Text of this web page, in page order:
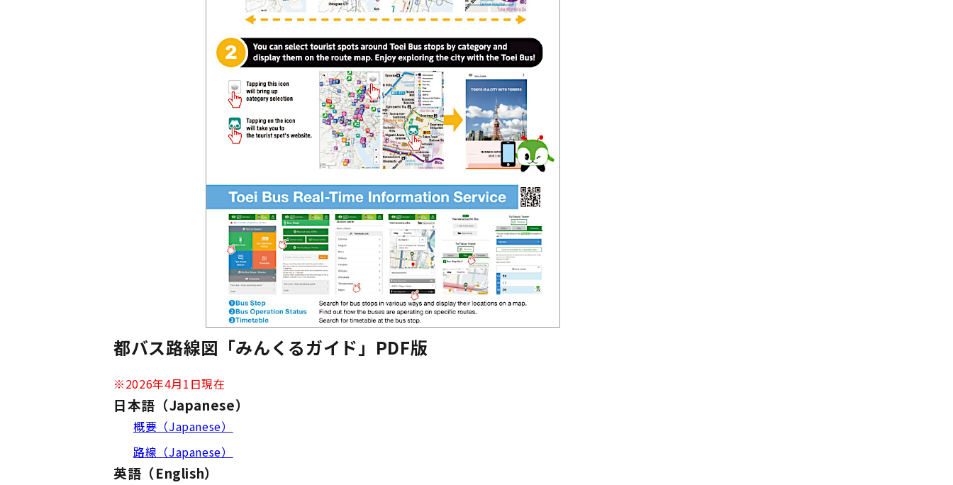
都バス路線図「みんくるガイド」PDF版
※2026年4月1日現在
日本語（Japanese）
概要（Japanese）
路線（Japanese）
英語（English）